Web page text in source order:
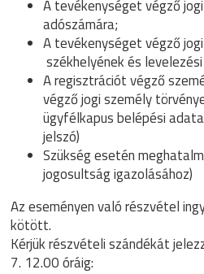
A tevékenységet végző
adószámára;
A tevékenységet végző
székhelyének és
A regisztrációt végző
végző jogi személy
ügyfélkapus belépési
jelszó)
Szükség esetén
jogosultság igazolásához)
Az eseményen való részvétel
kötött.
Kérjük részvételi szándékát
7. 12.00 óráig: